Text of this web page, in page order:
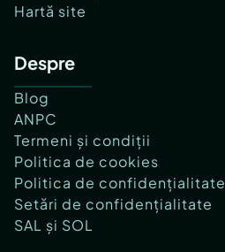
Hartă site
Despre
Blog
ANPC
Termeni și condiții
Politica de cookies
Politica de confidențialitate
Setări de confidențialitate
SAL și SOL